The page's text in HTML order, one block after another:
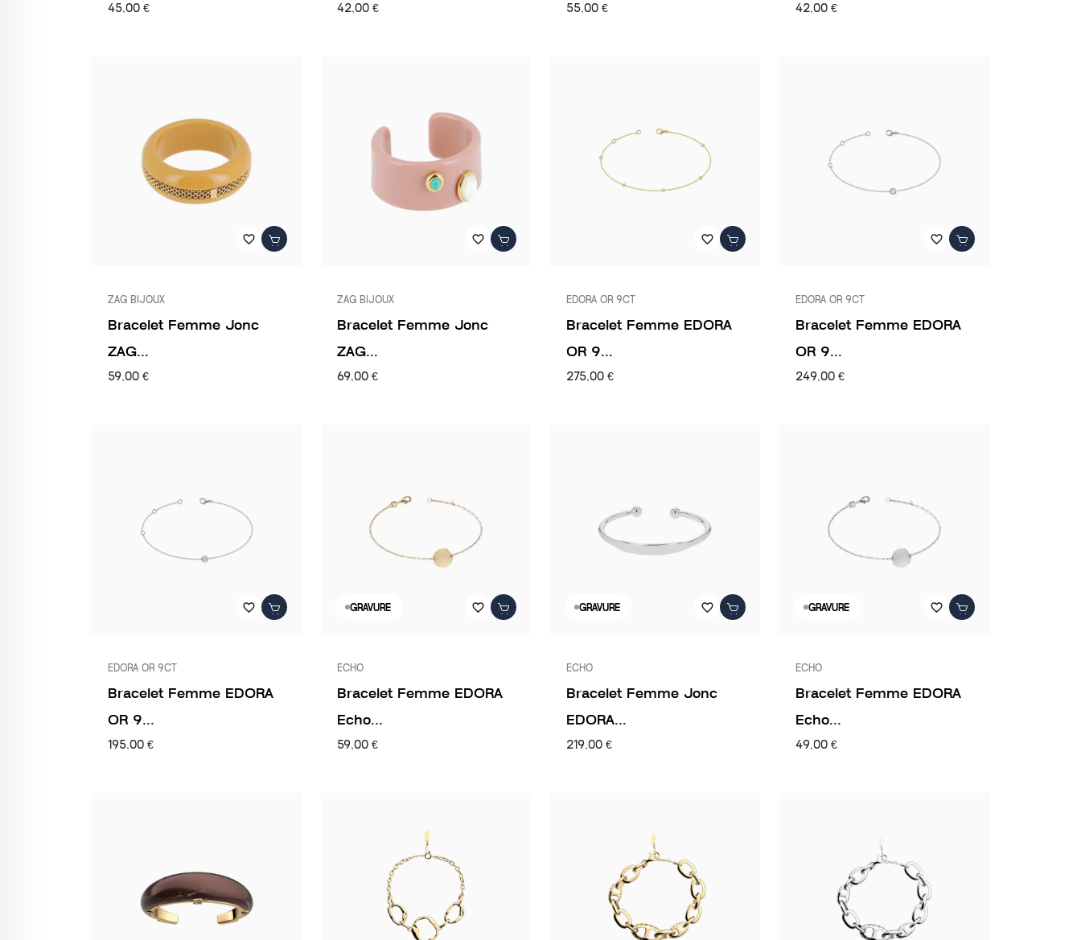
45,00 € 42,00 € 55,00 € 42,00 €
favorite_border
ZAG BIJOUX
Bracelet Femme Jonc
ZAG...
59,00 €
favorite_border
ZAG BIJOUX
Bracelet Femme Jonc
ZAG...
69,00 €
favorite_border
EDORA OR 9CT
Bracelet Femme EDORA
OR 9...
275,00 €
favorite_border
EDORA OR 9CT
Bracelet Femme EDORA
OR 9...
249,00 €
favorite_border
EDORA OR 9CT
Bracelet Femme EDORA
OR 9...
195,00 €
GRAVURE favorite_border
ECHO
Bracelet Femme EDORA
Echo...
59,00 €
GRAVURE favorite_border
ECHO
Bracelet Femme Jonc
EDORA...
219,00 €
GRAVURE favorite_border
ECHO
Bracelet Femme EDORA
Echo...
49,00 €